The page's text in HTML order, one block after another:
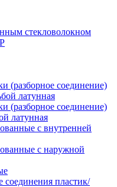
стекловолокном
(разборное соединение)
латунная
(разборное соединение)
латунная
с внутренней
с наружной
пластик/